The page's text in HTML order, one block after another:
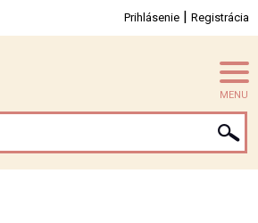
Prihlásenie | Registrácia
MENU